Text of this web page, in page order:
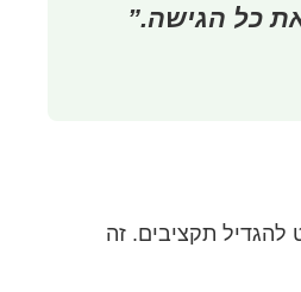
כל הגישה.”
תקציבים. זה